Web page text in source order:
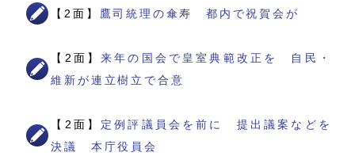
【2面】 鷹司統理の傘寿 都内で祝賀会が
【2面】来年の国会で皇室典範改正を 自民・
維新が連立樹立で合意
【2面】 定例評議員会を前に 提出議案などを
決議 本庁役員会